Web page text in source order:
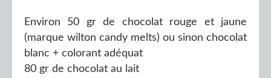
Environ 50 gr de chocolat rouge et jaune
(marque wilton candy melts) ou sinon chocolat
blanc + colorant adéquat
80 gr de chocolat au lait